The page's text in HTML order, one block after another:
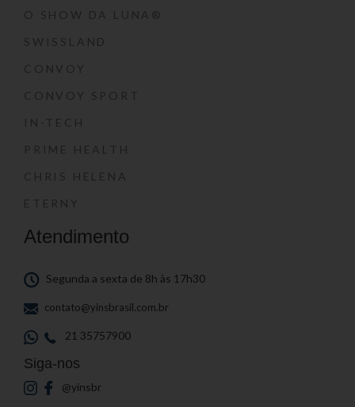
O SHOW DA LUNA®
SWISSLAND
CONVOY
CONVOY SPORT
IN-TECH
PRIME HEALTH
CHRIS HELENA
ETERNY
Atendimento
Segunda a sexta de 8h às 17h30
contato@yinsbrasil.com.br
21 35757900
Siga-nos
@yinsbr